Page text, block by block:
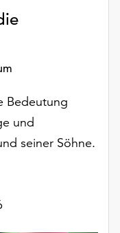
Bedeutung
und
seiner Söhne.